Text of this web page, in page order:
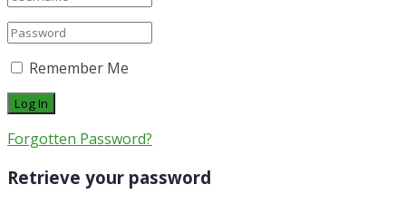
Remember Me
Forgotten Password?
Retrieve your password